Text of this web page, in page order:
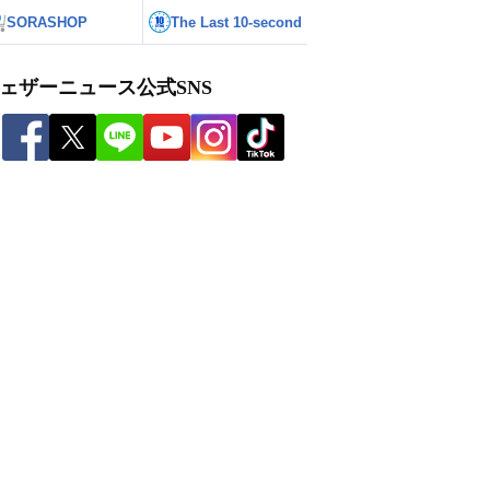
SORASHOP The Last 10-second
ザーニュース公式SNS